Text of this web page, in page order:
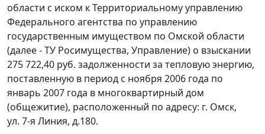
области с иском к Территориальному управлению
Федерального агентства по управлению
государственным имуществом по Омской области
(далее - ТУ Росимущества, Управление) о взыскании
275 722,40 руб. задолженности за тепловую энергию,
поставленную в период с ноября 2006 года по
январь 2007 года в многоквартирный дом
(общежитие), расположенный по адресу: г. Омск,
ул. 7-я Линия, д.180.